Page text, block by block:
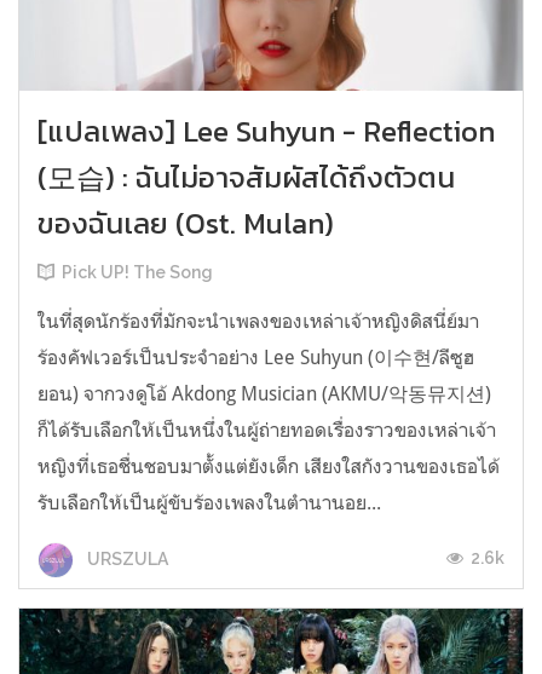
[แปลเพลง] Lee Suhyun - Reflection
(모습) : ฉันไม่อาจสัมผัสได้ถึงตัวตน
ของฉันเลย (Ost. Mulan)
Pick UP! The Song
ในที่สุดนักร้องที่มักจะนำเพลงของเหล่าเจ้าหญิงดิสนี่ย์มา
ร้องคัฟเวอร์เป็นประจำอย่าง Lee Suhyun (이수현/ลีซูฮ
ยอน) จากวงดูโอ้ Akdong Musician (AKMU/악동뮤지션)
ก็ได้รับเลือกให้เป็นหนึ่งในผู้ถ่ายทอดเรื่องราวของเหล่าเจ้า
หญิงที่เธอชื่นชอบมาตั้งแต่ยังเด็ก เสียงใสกังวานของเธอได้
รับเลือกให้เป็นผู้ขับร้องเพลงในตำนานอย...
URSZULA 2.6k